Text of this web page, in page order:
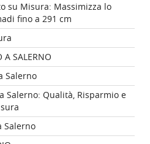
su Misura: Massimizza lo
fino a 291 cm
A SALERNO
Salerno
Salerno: Qualità, Risparmio e
Salerno